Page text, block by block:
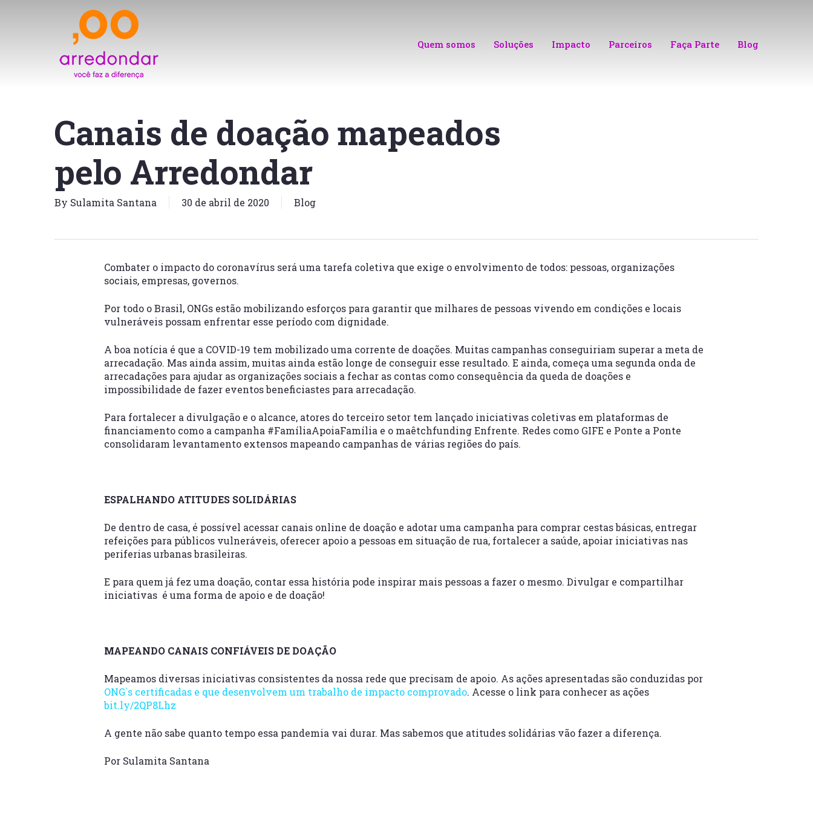
Quem somos Soluções Impacto Parceiros Faça Parte Blog
Canais de doação mapeados
pelo Arredondar
By Sulamita Santana 30 de abril de 2020 Blog
Combater o impacto do coronavírus será uma tarefa coletiva que exige o envolvimento de todos: pessoas, organizações
sociais, empresas, governos.
Por todo o Brasil, ONGs estão mobilizando esforços para garantir que milhares de pessoas vivendo em condições e locais
vulneráveis possam enfrentar esse período com dignidade.
A boa notícia é que a COVID-19 tem mobilizado uma corrente de doações. Muitas campanhas conseguiriam superar a meta de
arrecadação. Mas ainda assim, muitas ainda estão longe de conseguir esse resultado. E ainda, começa uma segunda onda de
arrecadações para ajudar as organizações sociais a fechar as contas como consequência da queda de doações e
impossibilidade de fazer eventos beneficiastes para arrecadação.
Para fortalecer a divulgação e o alcance, atores do terceiro setor tem lançado iniciativas coletivas em plataformas de
financiamento como a campanha #FamíliaApoiaFamília e o maêtchfunding Enfrente. Redes como GIFE e Ponte a Ponte
consolidaram levantamento extensos mapeando campanhas de várias regiões do país.
ESPALHANDO ATITUDES SOLIDÁRIAS
De dentro de casa, é possível acessar canais online de doação e adotar uma campanha para comprar cestas básicas, entregar
refeições para públicos vulneráveis, oferecer apoio a pessoas em situação de rua, fortalecer a saúde, apoiar iniciativas nas
periferias urbanas brasileiras.
E para quem já fez uma doação, contar essa história pode inspirar mais pessoas a fazer o mesmo. Divulgar e compartilhar
iniciativas é uma forma de apoio e de doação!
MAPEANDO CANAIS CONFIÁVEIS DE DOAÇÃO
Mapeamos diversas iniciativas consistentes da nossa rede que precisam de apoio. As ações apresentadas são conduzidas por
ONG`s certificadas e que desenvolvem um trabalho de impacto comprovado. Acesse o link para conhecer as ações
bit.ly/2QP8Lhz
A gente não sabe quanto tempo essa pandemia vai durar. Mas sabemos que atitudes solidárias vão fazer a diferença.
Por Sulamita Santana